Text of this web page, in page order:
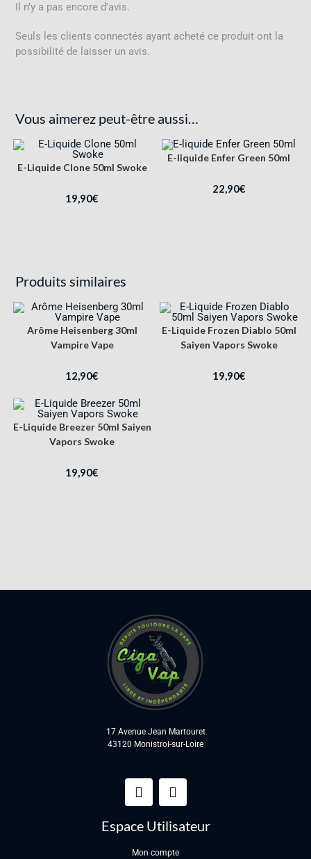
Il n’y a pas encore d’avis.
Seuls les clients connectés ayant acheté ce produit ont la
possibilité de laisser un avis.
Vous aimerez peut-être aussi…
E-Liquide Clone 50ml Swoke
19,90€
E-liquide Enfer Green 50ml
22,90€
Produits similaires
Arôme Heisenberg 30ml
Vampire Vape
12,90€
E-Liquide Frozen Diablo 50ml
Saiyen Vapors Swoke
19,90€
E-Liquide Breezer 50ml Saiyen
Vapors Swoke
19,90€
17 Avenue Jean Martouret
43120 Monistrol-sur-Loire
Espace Utilisateur
Mon compte